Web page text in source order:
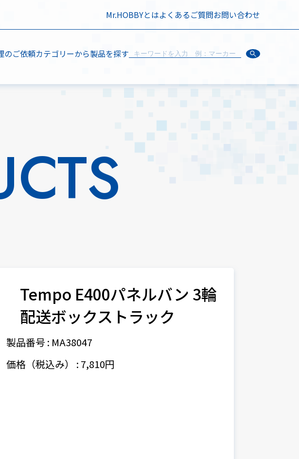
Mr.HOBBYとはよくあるご質問お問い合わせ
のご依頼カテゴリーから製品を探す
Tempo E400パネルバン 3輪
配送ボックストラック
製品番号 : MA38047
価格（税込み） : 7,810円